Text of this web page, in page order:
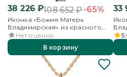
38 226₽108 652₽-65%
Иконка «Божия Матерь
Владимирская» из красного
золота
Нет оценок
В корзину
33